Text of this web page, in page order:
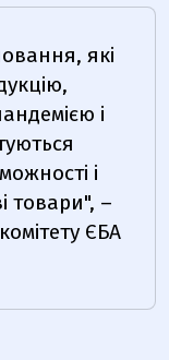
які
і
і
товари", –
ЄБА